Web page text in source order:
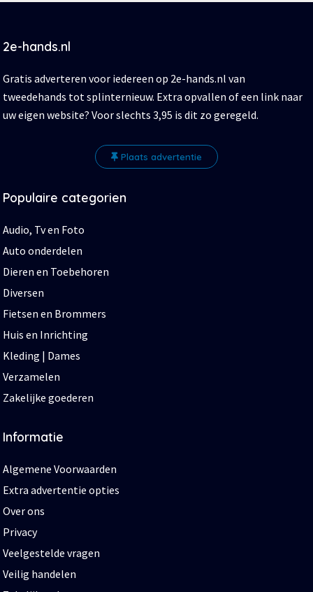
2e-hands.nl
Gratis adverteren voor iedereen op 2e-hands.nl van
tweedehands tot splinternieuw. Extra opvallen of een link naar
uw eigen website? Voor slechts 3,95 is dit zo geregeld.
Plaats advertentie
Populaire categorien
Audio, Tv en Foto
Auto onderdelen
Dieren en Toebehoren
Diversen
Fietsen en Brommers
Huis en Inrichting
Kleding | Dames
Verzamelen
Zakelijke goederen
Informatie
Algemene Voorwaarden
Extra advertentie opties
Over ons
Privacy
Veelgestelde vragen
Veilig handelen